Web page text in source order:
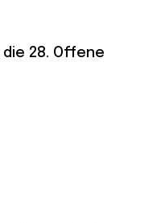
28. Offene